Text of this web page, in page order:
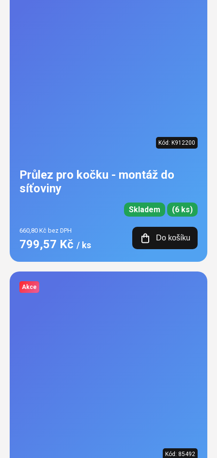
Kód: K912200
Průlez pro kočku - montáž do
síťoviny
Skladem (6 ks)
660,80 Kč bez DPH
799,57 Kč / ks
Do košíku
Akce
Kód: 85492